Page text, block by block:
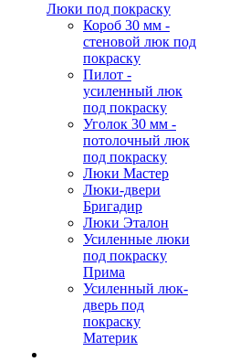
Люки под покраску
Короб 30 мм -
стеновой люк под
покраску
Пилот -
усиленный люк
под покраску
Уголок 30 мм -
потолочный люк
под покраску
Люки Мастер
Люки-двери
Бригадир
Люки Эталон
Усиленные люки
под покраску
Прима
Усиленный люк-
дверь под
покраску
Материк